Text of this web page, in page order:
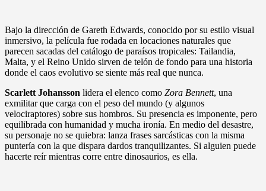
Bajo la dirección de Gareth Edwards, conocido por su estilo visual
inmersivo, la película fue rodada en locaciones naturales que
parecen sacadas del catálogo de paraísos tropicales: Tailandia,
Malta, y el Reino Unido sirven de telón de fondo para una historia
donde el caos evolutivo se siente más real que nunca.
Scarlett Johansson lidera el elenco como Zora Bennett, una
exmilitar que carga con el peso del mundo (y algunos
velociraptores) sobre sus hombros. Su presencia es imponente, pero
equilibrada con humanidad y mucha ironía. En medio del desastre,
su personaje no se quiebra: lanza frases sarcásticas con la misma
puntería con la que dispara dardos tranquilizantes. Si alguien puede
hacerte reír mientras corre entre dinosaurios, es ella.